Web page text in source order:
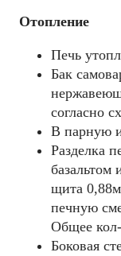
Отопление
Печь
Бак
согласно
В парную
Разделка
щита
печную
Общее
Боковая